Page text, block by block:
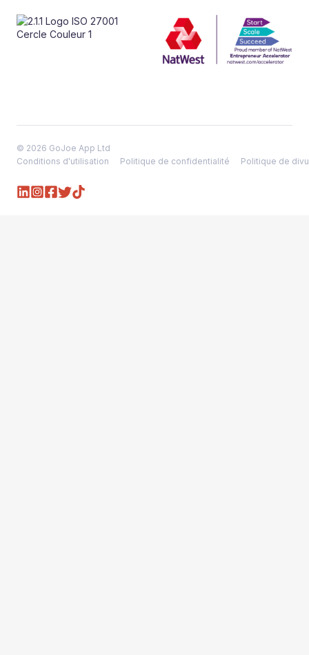
© 2026 GoJoe App Ltd
Conditions d'utilisation
Politique de confidentialité Politique de